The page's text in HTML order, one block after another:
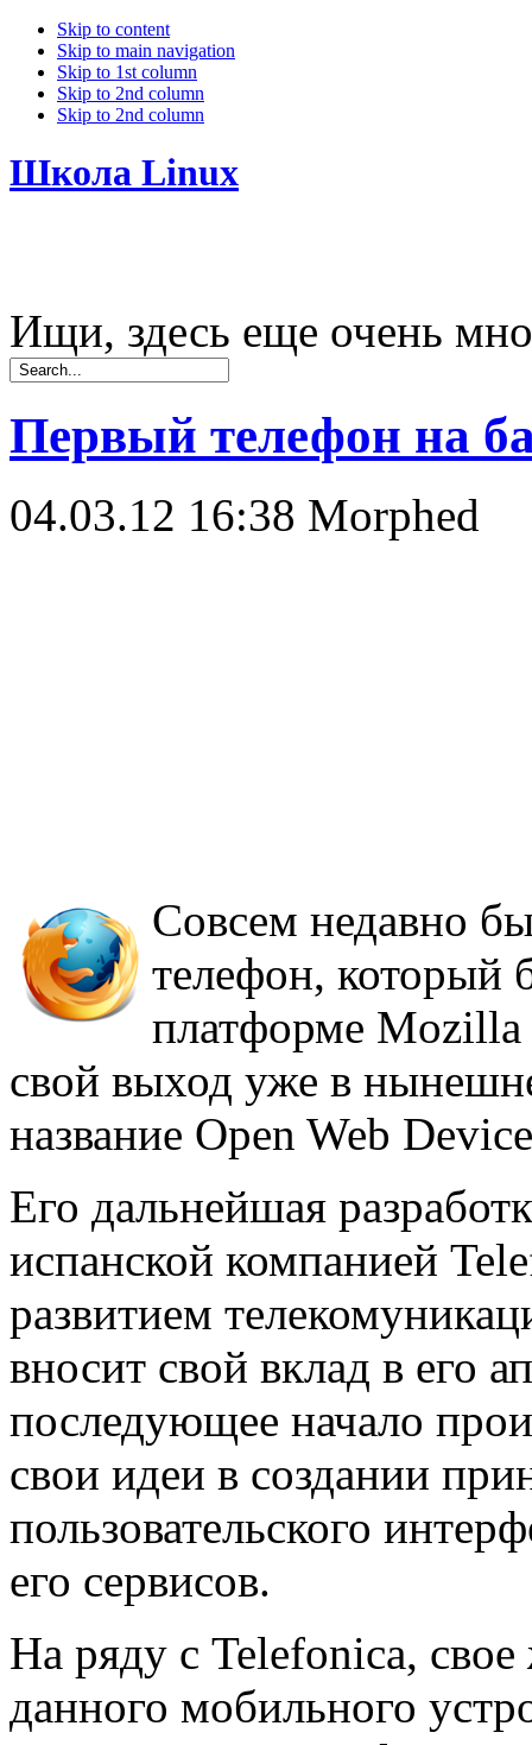
Skip to content
Skip to main navigation
Skip to 1st column
Skip to 2nd column
Skip to 2nd column
Школа Linux
Ищи, здесь еще очень
Первый телефон на
04.03.12 16:38 Morphed
Совсем недавно
телефон, который
платформе
свой выход уже в
название Open Web
Его дальнейшая
испанской компанией
развитием
вносит свой вклад в его
последующее начало
свои идеи в создании
пользовательского
его сервисов.
На ряду с Telefonica,
данного мобильного